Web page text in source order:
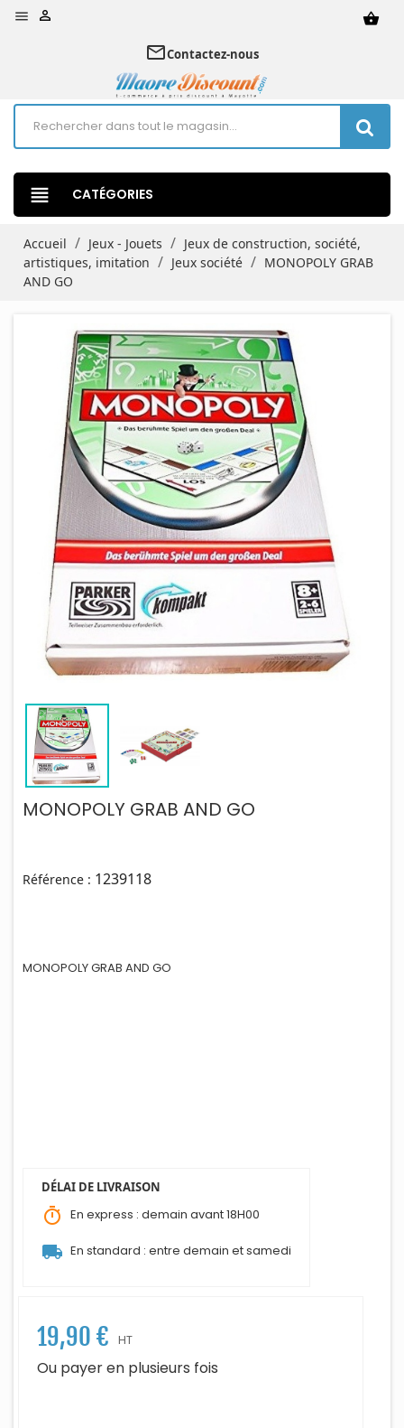
 shopping_basket

mail_outlineContactez-nous
view_headline CATÉGORIES
Accueil Jeux - Jouets
Jeux de construction, société,
artistiques, imitation
Jeux société
MONOPOLY GRAB
AND GO
MONOPOLY GRAB AND GO
Référence : 1239118
MONOPOLY GRAB AND GO
DÉLAI DE LIVRAISON
timer En express : demain avant 18H00
local_shipping En standard : entre demain et samedi
19,90 € HT
Ou payer en plusieurs fois